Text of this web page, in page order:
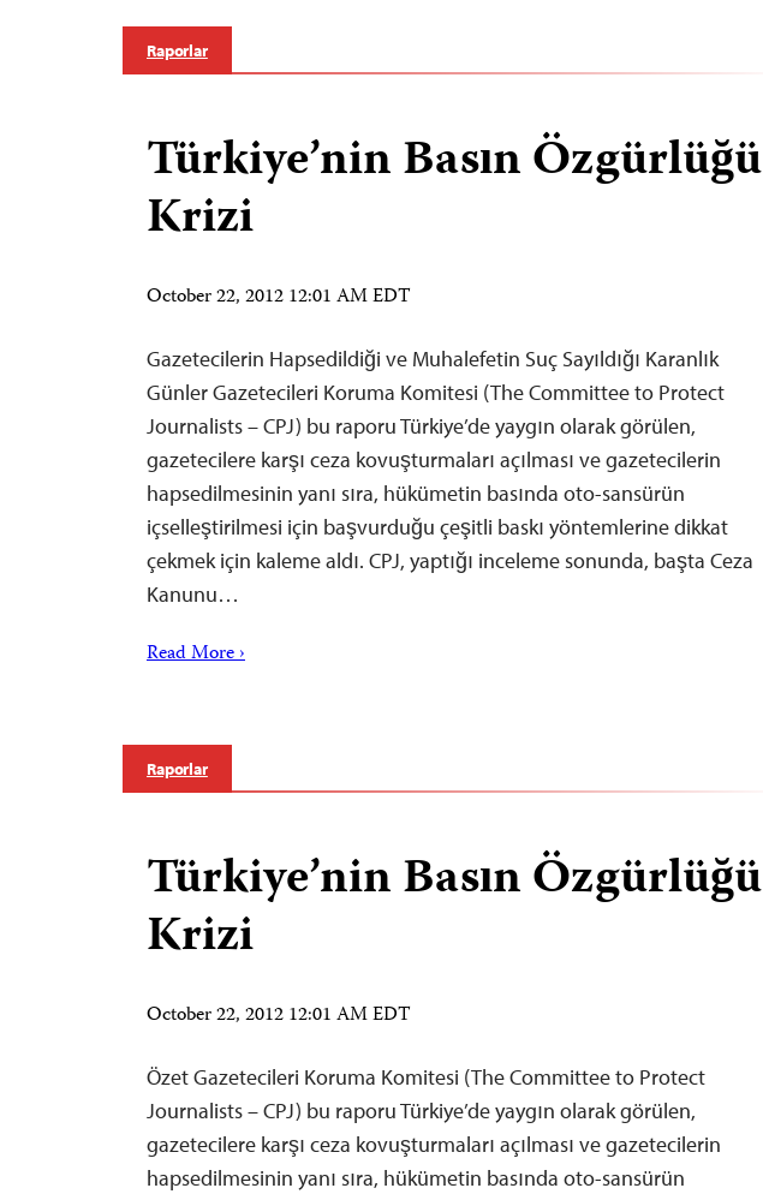
Raporlar
Türkiye’nin Basın Özgürlüğü
Krizi
October 22, 2012 12:01 AM EDT
Gazetecilerin Hapsedildiği ve Muhalefetin Suç Sayıldığı Karanlık
Günler Gazetecileri Koruma Komitesi (The Committee to Protect
Journalists – CPJ) bu raporu Türkiye’de yaygın olarak görülen,
gazetecilere karşı ceza kovuşturmaları açılması ve gazetecilerin
hapsedilmesinin yanı sıra, hükümetin basında oto-sansürün
içselleştirilmesi için başvurduğu çeşitli baskı yöntemlerine dikkat
çekmek için kaleme aldı. CPJ, yaptığı inceleme sonunda, başta Ceza
Kanunu…
Read More ›
Raporlar
Türkiye’nin Basın Özgürlüğü
Krizi
October 22, 2012 12:01 AM EDT
Özet Gazetecileri Koruma Komitesi (The Committee to Protect
Journalists – CPJ) bu raporu Türkiye’de yaygın olarak görülen,
gazetecilere karşı ceza kovuşturmaları açılması ve gazetecilerin
hapsedilmesinin yanı sıra, hükümetin basında oto-sansürün